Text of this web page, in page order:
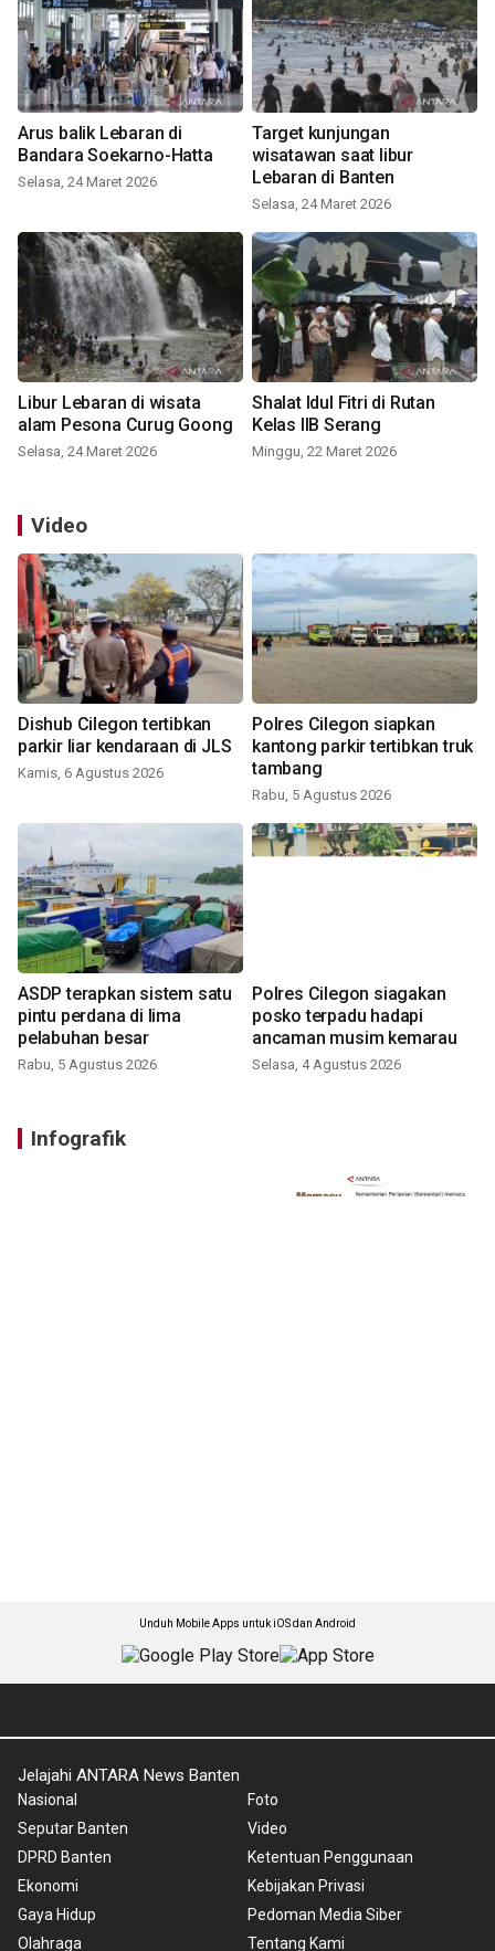
Arus balik Lebaran di
Bandara Soekarno-Hatta
Selasa, 24 Maret 2026
Target kunjungan
wisatawan saat libur
Lebaran di Banten
Selasa, 24 Maret 2026
Libur Lebaran di wisata
alam Pesona Curug Goong
Selasa, 24 Maret 2026
Shalat Idul Fitri di Rutan
Kelas IIB Serang
Minggu, 22 Maret 2026
Video
Dishub Cilegon tertibkan
parkir liar kendaraan di JLS
Kamis, 6 Agustus 2026
Polres Cilegon siapkan
kantong parkir tertibkan truk
tambang
Rabu, 5 Agustus 2026
ASDP terapkan sistem satu
pintu perdana di lima
pelabuhan besar
Rabu, 5 Agustus 2026
Polres Cilegon siagakan
posko terpadu hadapi
ancaman musim kemarau
Selasa, 4 Agustus 2026
Infografik
Unduh Mobile Apps untuk iOS dan Android
Jelajahi ANTARA News Banten
Nasional
Seputar Banten
DPRD Banten
Ekonomi
Gaya Hidup
Olahraga
Foto
Video
Ketentuan Penggunaan
Kebijakan Privasi
Pedoman Media Siber
Tentang Kami